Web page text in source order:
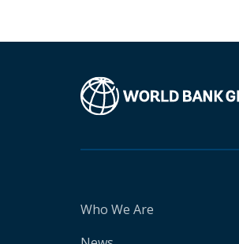
Who We Are